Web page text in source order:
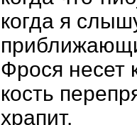
когда я
Фрося несет
кость
храпит.